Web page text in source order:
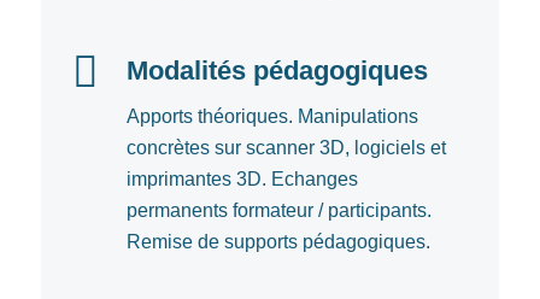
Modalités pédagogiques
Apports théoriques. Manipulations
concrètes sur scanner 3D, logiciels et
imprimantes 3D. Echanges
permanents formateur / participants.
Remise de supports pédagogiques.